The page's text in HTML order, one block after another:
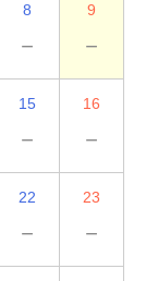
8
－
9
－
15
－
16
－
22
－
23
－